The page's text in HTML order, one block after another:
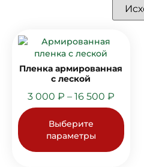
Пленка армированная
с леской
3 000 ₽ – 16 500 ₽
Выберите
параметры